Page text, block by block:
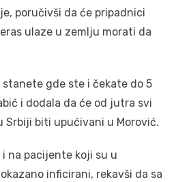
poručivši da će pripadnici
ulaze u zemlju morati da
stanete gde ste i čekate do 5
i dodala da će od jutra svi
Srbiji biti upućivani u Morović.
na pacijente koji su u
inficirani, rekavši da sa